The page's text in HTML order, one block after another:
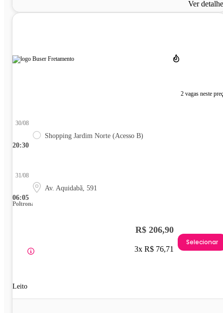
Ver
2 vagas neste
20:30
30/08
Shopping Jardim Norte (Acesso B)
06:05
31/08
Av. Aquidabã, 591
Poltrona
Leito
R$ 206,90
3x R$ 76,71
Selecionar